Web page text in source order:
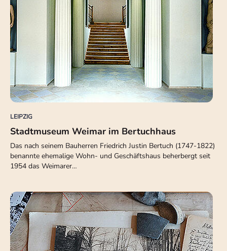
LEIPZIG
Stadtmuseum Weimar im Bertuchhaus
Das nach seinem Bauherren Friedrich Justin Bertuch (1747-1822)
benannte ehemalige Wohn- und Geschäftshaus beherbergt seit
1954 das Weimarer…